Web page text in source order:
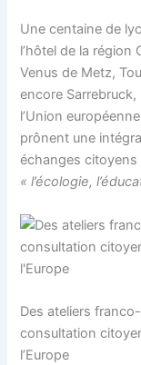
Une centaine de
l’hôtel de la région
Venus de Metz,
encore
l’Union
prônent une
échanges citoyens
« l’écologie,
Des ateliers
consultation
l’Europe